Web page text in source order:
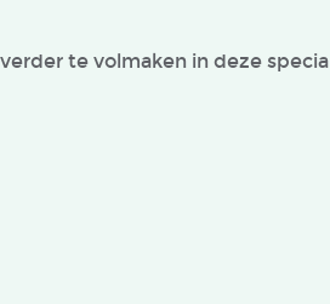
te volmaken in deze